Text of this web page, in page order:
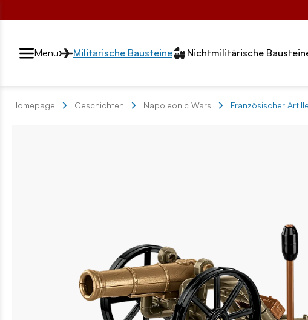
Przełącznik segmentów2
Menu Militärische Bausteine Nichtmilitärische
Homepage Geschichten Napoleonic Wars Französischer